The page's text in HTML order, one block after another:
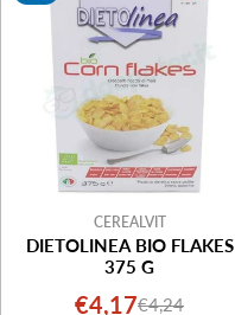
CEREALVIT
DIETOLINEA BIO FLAKES
375 G
€4,17€4,24